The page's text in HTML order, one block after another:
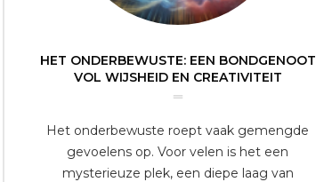
HET ONDERBEWUSTE: EEN BONDGENOOT
VOL WIJSHEID EN CREATIVITEIT
Het onderbewuste roept vaak gemengde
gevoelens op. Voor velen is het een
mysterieuze plek, een diepe laag van